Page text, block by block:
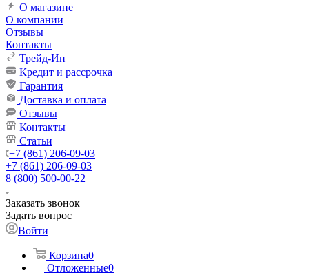
О магазине
О компании
Отзывы
Контакты
Трейд-Ин
Кредит и рассрочка
Гарантия
Доставка и оплата
Отзывы
Контакты
Статьи
+7 (861) 206-09-03
+7 (861) 206-09-03
8 (800) 500-00-22
Заказать звонок
Задать вопрос
Войти
Корзина0
Отложенные0